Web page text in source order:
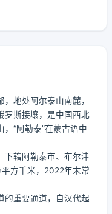
地处阿尔泰山南麓，
罗斯接壤，是中国西北
“阿勒泰”在蒙古语中
下辖阿勒泰市、布尔津
方千米，2022年末常
的重要通道，自汉代起